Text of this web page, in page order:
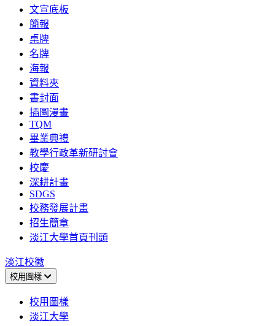
文宣底板
簡報
桌牌
名牌
海報
資料夾
書封面
插圖漫畫
TQM
畢業典禮
教學行政革新研討會
校慶
深耕計畫
SDGS
校務發展計畫
招生簡章
淡江大學首頁刊頭
淡江校徽
校用圖樣
校用圖樣
淡江大學